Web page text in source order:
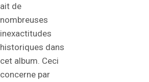
ait de
nombreuses
inexactitudes
historiques dans
cet album. Ceci
concerne par